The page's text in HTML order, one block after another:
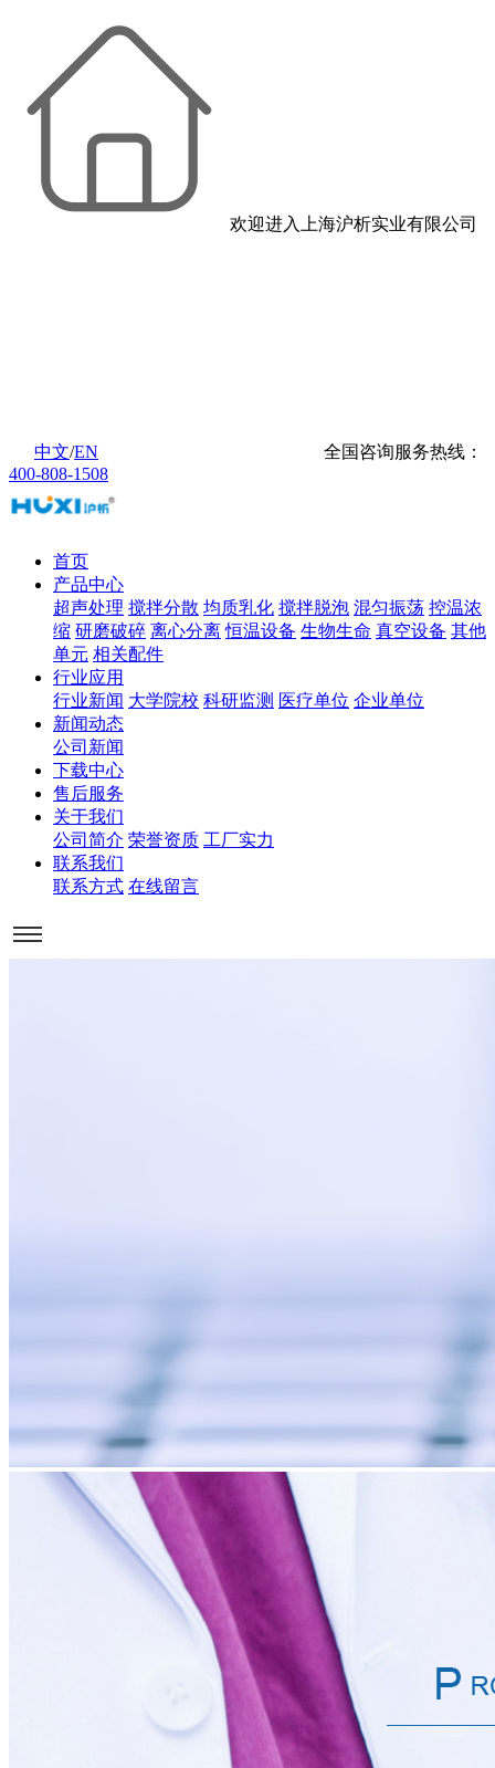
欢迎进入上海沪析实业有限公司
中文/EN
全国咨询服务热线：
400-808-1508
首页
产品中心
超声处理 搅拌分散 均质乳化 搅拌脱泡 混匀振荡 控温浓
缩 研磨破碎 离心分离 恒温设备 生物生命 真空设备 其他
单元 相关配件
行业应用
行业新闻 大学院校 科研监测 医疗单位 企业单位
新闻动态
公司新闻
下载中心
售后服务
关于我们
公司简介 荣誉资质 工厂实力
联系我们
联系方式 在线留言